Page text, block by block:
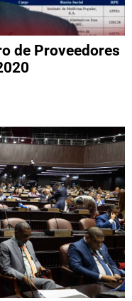
de Proveedores